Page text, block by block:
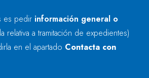
es pedir información general o
relativa a tramitación de expedientes)
en el apartado Contacta con